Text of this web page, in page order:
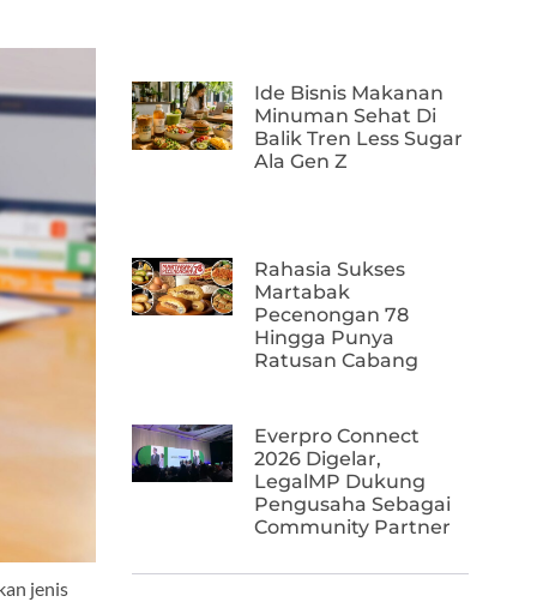
jenis
Ide Bisnis Makanan
Minuman Sehat Di
Balik Tren Less Sugar
Ala Gen Z
Rahasia Sukses
Martabak
Pecenongan 78
Hingga Punya
Ratusan Cabang
Everpro Connect
2026 Digelar,
LegalMP Dukung
Pengusaha Sebagai
Community Partner